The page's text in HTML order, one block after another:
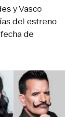
y Vasco
del estreno
de